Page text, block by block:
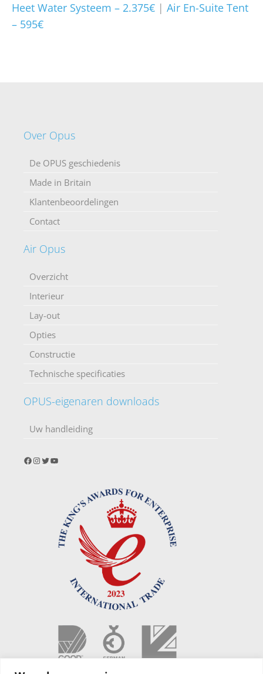
Heet Water Systeem – 2.375€ | Air En-Suite Tent
– 595€
Over Opus
De OPUS geschiedenis
Made in Britain
Klantenbeoordelingen
Contact
Air Opus
Overzicht
Interieur
Lay-out
Opties
Constructie
Technische specificaties
OPUS-eigenaren downloads
Uw handleiding
Facebook
Instagram
Twitter